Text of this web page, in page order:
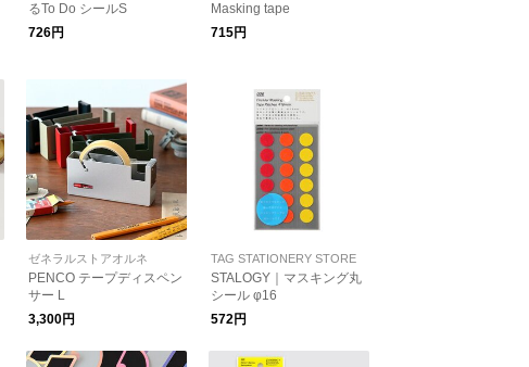
るTo Do シールS
726円
Masking tape
715円
ゼネラルストアオルネ
PENCO テープディスペン
サー L
3,300円
TAG STATIONERY STORE
STALOGY｜マスキング丸
シール φ16
572円